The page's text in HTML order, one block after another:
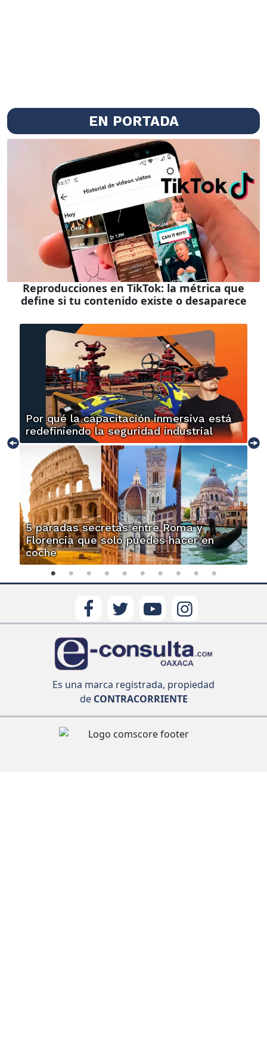
EN PORTADA
Reproducciones en TikTok: la métrica que
define si tu contenido existe o desaparece
Por qué la capacitación inmersiva está
redefiniendo la seguridad industrial
5 paradas secretas entre Roma y
Florencia que solo puedes hacer en
coche
Es una marca registrada, propiedad
deCONTRACORRIENTE